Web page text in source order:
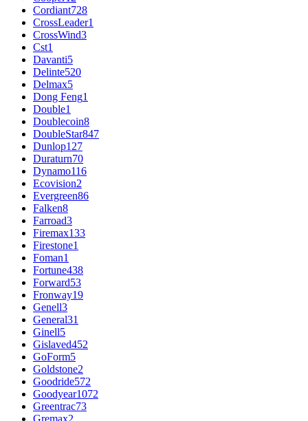
Cordiant728
CrossLeader1
CrossWind3
Cst1
Davanti5
Delinte520
Delmax5
Dong Feng1
Double1
Doublecoin8
DoubleStar847
Dunlop127
Duraturn70
Dynamo116
Ecovision2
Evergreen86
Falken8
Farroad3
Firemax133
Firestone1
Foman1
Fortune438
Forward53
Fronway19
Genell3
General31
Ginell5
Gislaved452
GoForm5
Goldstone2
Goodride572
Goodyear1072
Greentrac73
Gremax2